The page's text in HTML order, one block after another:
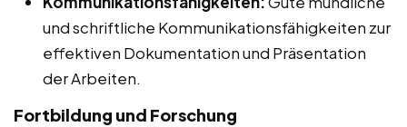
und schriftliche Kommunikationsfähigkeiten zur
effektiven Dokumentation und Präsentation
der Arbeiten.
Fortbildung und Forschung